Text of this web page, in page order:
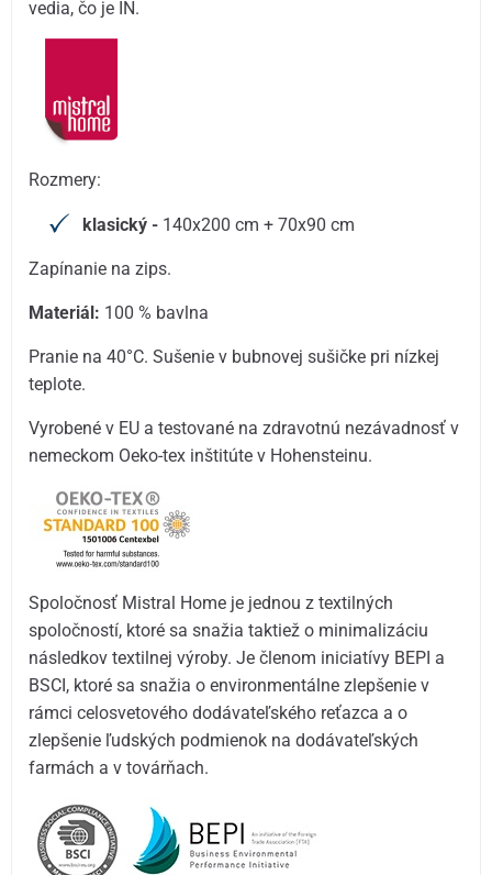
vedia, čo je IN.
Rozmery:
klasický - 140x200 cm + 70x90 cm
Zapínanie na zips.
Materiál: 100 % bavlna
Pranie na 40°C. Sušenie v bubnovej sušičke pri nízkej
teplote.
Vyrobené v EU a testované na zdravotnú nezávadnosť v
nemeckom Oeko-tex inštitúte v Hohensteinu.
Spoločnosť Mistral Home je jednou z textilných
spoločností, ktoré sa snažia taktiež o minimalizáciu
následkov textilnej výroby. Je členom iniciatívy BEPI a
BSCI, ktoré sa snažia o environmentálne zlepšenie v
rámci celosvetového dodávateľského reťazca a o
zlepšenie ľudských podmienok na dodávateľských
farmách a v továrňach.